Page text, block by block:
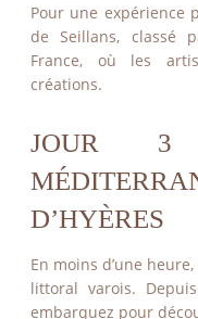
Pour une expérience
de Seillans, classé
France, où les
créations.
JOUR
D’HYÈRES
En moins d’une
littoral varois.
embarquez pour